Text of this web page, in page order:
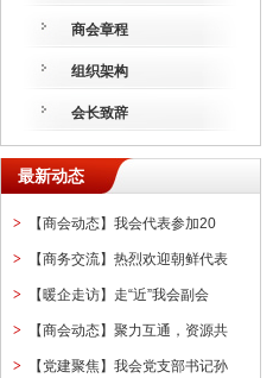
商会章程
组织架构
会长致辞
最新动态
> 【商会动态】我会代表参加20
> 【商务交流】热烈欢迎朝鲜代表
> 【暖企走访】走“近”我会副会
> 【商会动态】聚力互通，资源共
> 【党建聚焦】我会党支部书记孙